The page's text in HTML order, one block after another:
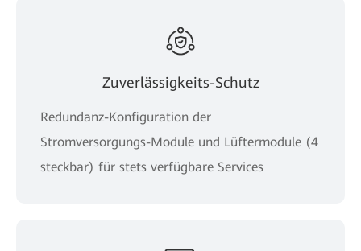
Zuverlässigkeits-Schutz
Redundanz-Konfiguration der
Stromversorgungs-Module und Lüftermodule (4
steckbar) für stets verfügbare Services